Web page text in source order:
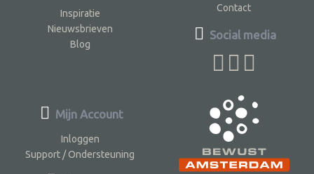
Inspiratie
Nieuwsbrieven
Blog
Contact
Social media
Mijn Account
Inloggen
Support / Ondersteuning